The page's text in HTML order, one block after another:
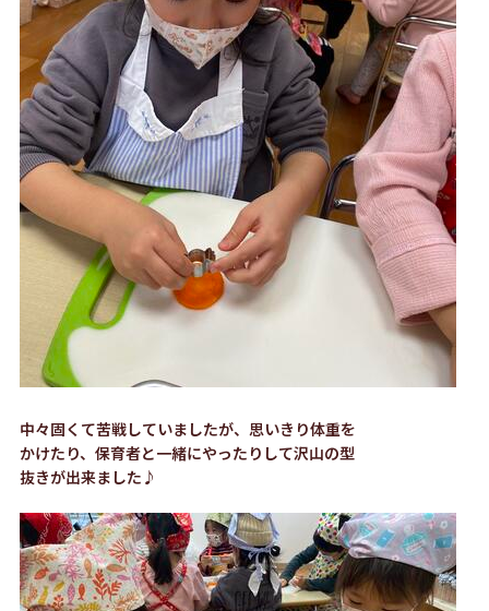
中々固くて苦戦していましたが、思いきり体重を
かけたり、保育者と一緒にやったりして沢山の型
抜きが出来ました♪